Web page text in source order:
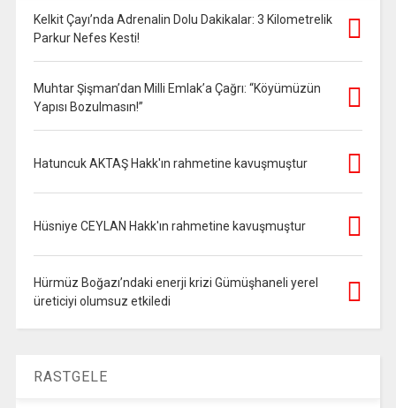
Kelkit Çayı’nda Adrenalin Dolu Dakikalar: 3 Kilometrelik
Parkur Nefes Kesti!
Muhtar Şişman’dan Milli Emlak’a Çağrı: “Köyümüzün
Yapısı Bozulmasın!”
Hatuncuk AKTAŞ Hakk'ın rahmetine kavuşmuştur
Hüsniye CEYLAN Hakk'ın rahmetine kavuşmuştur
Hürmüz Boğazı’ndaki enerji krizi Gümüşhaneli yerel
üreticiyi olumsuz etkiledi
RASTGELE